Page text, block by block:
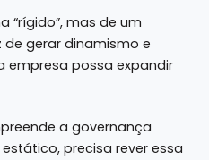
“rígido”, mas de um
gerar dinamismo e
empresa possa expandir
a governança
precisa rever essa